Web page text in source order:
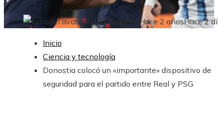
Pablo Requena Hace 2 añosHace 2
Inicio
Ciencia y tecnología
Donostia colocó un «importante» dispositivo de
seguridad para el partido entre Real y PSG